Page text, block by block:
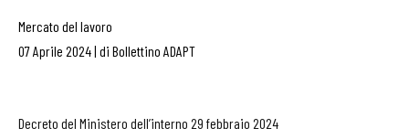
Mercato del lavoro
07 Aprile 2024| di Bollettino ADAPT
Decreto del Ministero dell’interno 29 febbraio 2024